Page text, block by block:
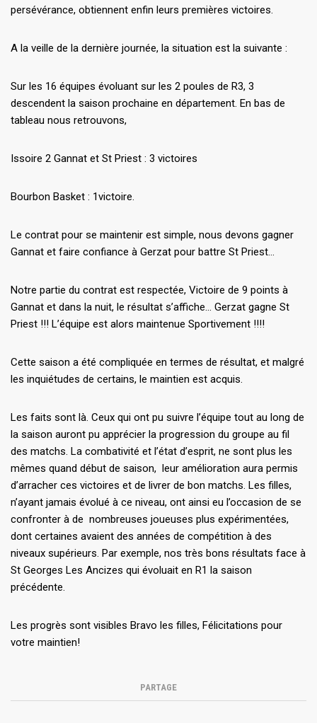
persévérance, obtiennent enfin leurs premières victoires.
A la veille de la dernière journée, la situation est la suivante :
Sur les 16 équipes évoluant sur les 2 poules de R3, 3
descendent la saison prochaine en département. En bas de
tableau nous retrouvons,
Issoire 2 Gannat et St Priest : 3 victoires
Bourbon Basket : 1victoire.
Le contrat pour se maintenir est simple, nous devons gagner
Gannat et faire confiance à Gerzat pour battre St Priest…
Notre partie du contrat est respectée, Victoire de 9 points à
Gannat et dans la nuit, le résultat s’affiche… Gerzat gagne St
Priest !!! L’équipe est alors maintenue Sportivement !!!!
Cette saison a été compliquée en termes de résultat, et malgré
les inquiétudes de certains, le maintien est acquis.
Les faits sont là. Ceux qui ont pu suivre l’équipe tout au long de
la saison auront pu apprécier la progression du groupe au fil
des matchs. La combativité et l’état d’esprit, ne sont plus les
mêmes quand début de saison, leur amélioration aura permis
d’arracher ces victoires et de livrer de bon matchs. Les filles,
n’ayant jamais évolué à ce niveau, ont ainsi eu l’occasion de se
confronter à de nombreuses joueuses plus expérimentées,
dont certaines avaient des années de compétition à des
niveaux supérieurs. Par exemple, nos très bons résultats face à
St Georges Les Ancizes qui évoluait en R1 la saison
précédente.
Les progrès sont visibles Bravo les filles, Félicitations pour
votre maintien!
PARTAGE